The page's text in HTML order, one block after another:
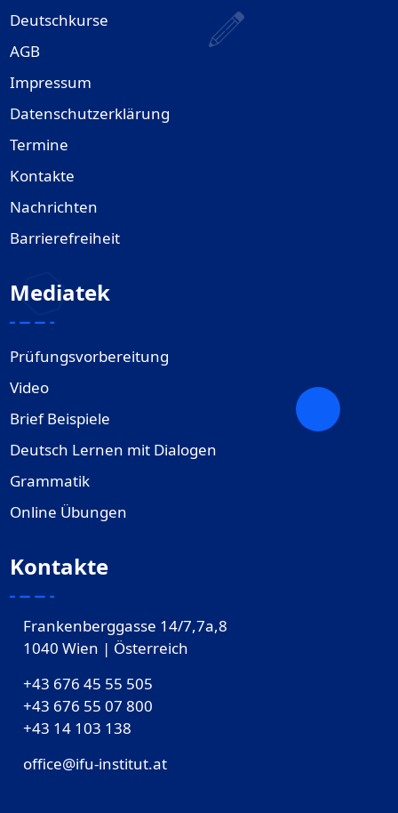
Deutschkurse
AGB
Impressum
Datenschutzerklärung
Termine
Kontakte
Nachrichten
Barrierefreiheit
Mediatek
Prüfungsvorbereitung
Video
Brief Beispiele
Deutsch Lernen mit Dialogen
Grammatik
Online Übungen
Kontakte
Frankenberggasse 14/7,7a,8
1040 Wien | Österreich
+43 676 45 55 505
+43 676 55 07 800
‎+43 14 103 138
office@ifu-institut.at